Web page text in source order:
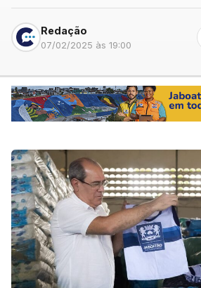
Redação
07/02/2025 às 19:00